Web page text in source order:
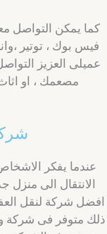
كما يمكن التواصل
فيس بوك ، توتير
عميلى العزيز
مصعمك ، او
عندما يفكر
الانتقال الى
شركة لنقل
متوفر فى شركة